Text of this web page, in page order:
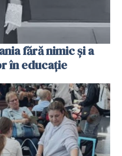
fără nimic și a
în educație